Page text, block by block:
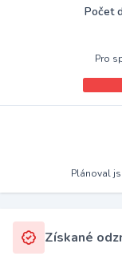
Počet
Pro
Plánoval
Získané